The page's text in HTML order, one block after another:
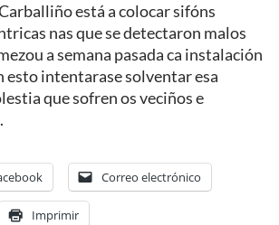
está a colocar sifóns
nas que se detectaron malos
a semana pasada ca instalación
esto intentarase solventar esa
que sofren os veciños e
Correo electrónico
Imprimir